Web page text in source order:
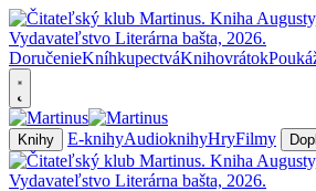
DoručenieKníhkupectváKnihovrátok
Knihy E-knihyAudioknihyHryFilmy